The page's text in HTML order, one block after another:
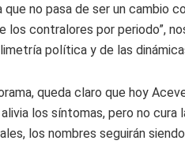
no pasa de ser un cambio
los contralores por periodo”,
política y de las
queda claro que hoy
los síntomas, pero no cura
los nombres seguirán